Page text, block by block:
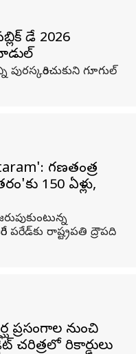
డే 2026
గూగుల్
గణతంత్ర
150 ఏళ్లు,
పరేడ్‌కు రాష్ట్రపతి ద్రౌపది
ప్రసంగాల నుంచి
చరిత్రలో రికార్డులు